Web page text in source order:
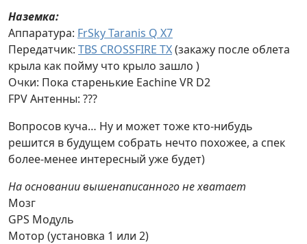
Наземка:
Аппаратура: FrSky Taranis Q X7
Передатчик: TBS CROSSFIRE TX(закажу после облета
крыла как пойму что крыло зашло )
Очки: Пока старенькие Eachine VR D2
FPV Антенны: ???
Вопросов куча… Ну и может тоже кто-нибудь
решится в будущем собрать нечто похожее, а спек
более-менее интересный уже будет)
На основании вышенаписанного не хватает
Мозг
GPS Модуль
Мотор (установка 1 или 2)